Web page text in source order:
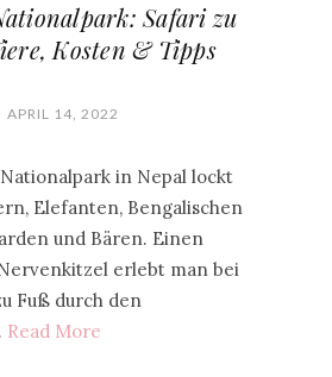
Safari zu
Kosten & Tipps
APRIL 14, 2022
in Nepal lockt
Elefanten, Bengalischen
und Bären. Einen
erlebt man bei
Fuß durch den
Read More